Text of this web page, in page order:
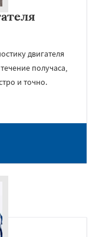
двигателя
получаса,
и точно.